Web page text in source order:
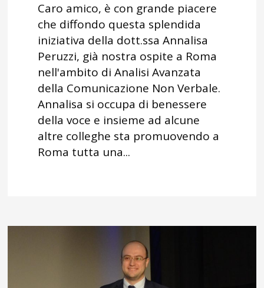
Caro amico, è con grande piacere
che diffondo questa splendida
iniziativa della dott.ssa Annalisa
Peruzzi, già nostra ospite a Roma
nell'ambito di Analisi Avanzata
della Comunicazione Non Verbale.
Annalisa si occupa di benessere
della voce e insieme ad alcune
altre colleghe sta promuovendo a
Roma tutta una...